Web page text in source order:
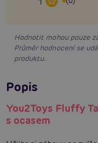
1
Hodnotit mohou pouze
Průměr hodnocení se
produktu.
Popis
You2Toys Fluffy
s ocasem